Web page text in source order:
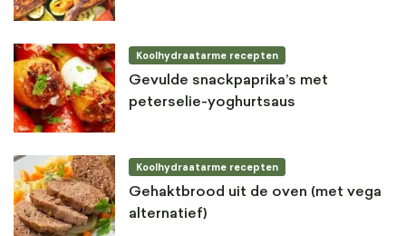
Koolhydraatarme recepten
Gevulde snackpaprika’s met
peterselie-yoghurtsaus
Koolhydraatarme recepten
Gehaktbrood uit de oven (met vega
alternatief)